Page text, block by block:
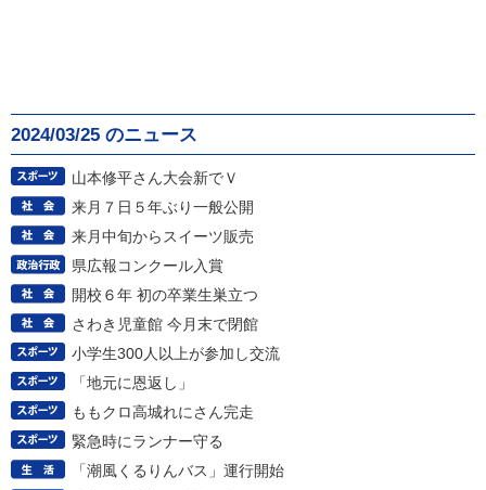
2024/03/25 のニュース
山本修平さん大会新でＶ
来月７日５年ぶり一般公開
来月中旬からスイーツ販売
県広報コンクール入賞
開校６年 初の卒業生巣立つ
さわき児童館 今月末で閉館
小学生300人以上が参加し交流
「地元に恩返し」
ももクロ高城れにさん完走
緊急時にランナー守る
「潮風くるりんバス」運行開始